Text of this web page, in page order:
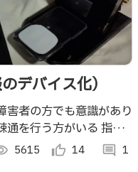
デバイス化）
害者の方でも意識があり
通を行う方がいる 指筆
観性の担保が出来るよ
た
5615 thumb_up_alt 14 comment 1